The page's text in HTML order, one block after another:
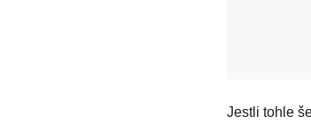
Jestli tohle